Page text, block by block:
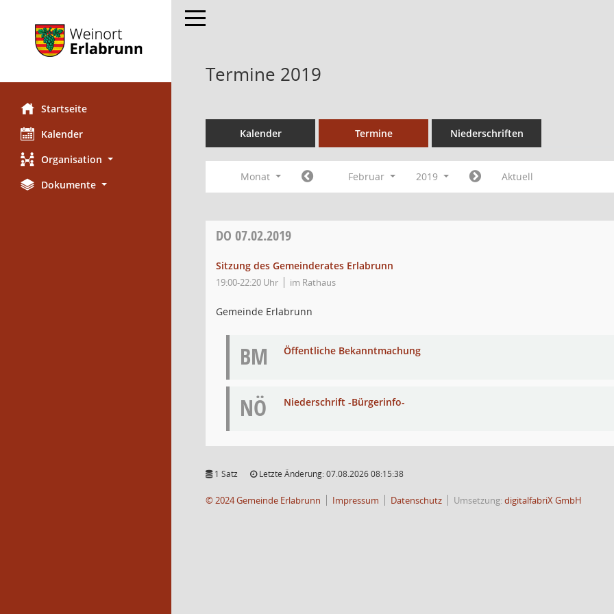
Startseite
Kalender
Organisation
Dokumente
Toggle navigation
Termine 2019
Kalender Termine Niederschriften
Monat Februar 2019 Aktuell
DO 07.02.2019
Sitzung des Gemeinderates Erlabrunn
19:00-22:20 Uhr im Rathaus
Gemeinde Erlabrunn
BM Öffentliche Bekanntmachung
NÖ Niederschrift -Bürgerinfo-
1 Satz Letzte Änderung: 07.08.2026 08:15:38
© 2024 Gemeinde Erlabrunn Impressum Datenschutz Umsetzung:digitalfabriX GmbH